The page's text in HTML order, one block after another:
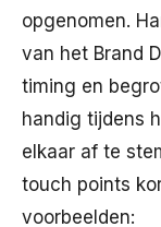
opgenomen.
van het Brand
timing en
handig tijdens
elkaar af te
touch points
voorbeelden: